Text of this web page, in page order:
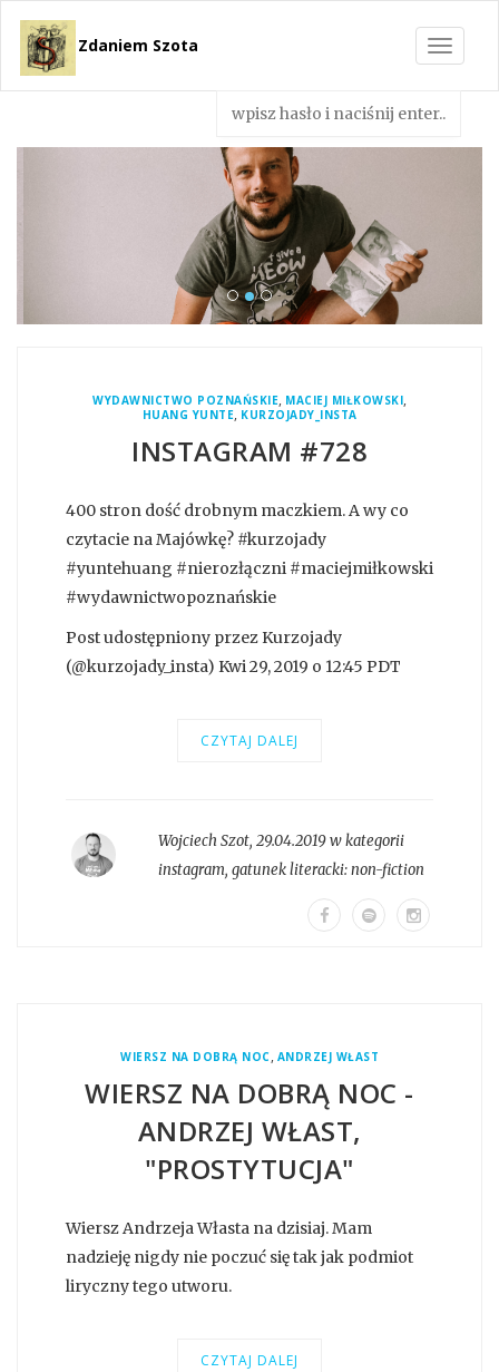
Toggle
Zdaniem Szota
WYDAWNICTWO POZNAŃSKIE, MACIEJ MIŁKOWSKI,
HUANG YUNTE, KURZOJADY_INSTA
INSTAGRAM #728
400 stron dość drobnym maczkiem. A wy co
czytacie na Majówkę? #kurzojady
#yuntehuang #nierozłączni #maciejmiłkowski
#wydawnictwopoznańskie
Post udostępniony przez Kurzojady
(@kurzojady_insta) Kwi 29, 2019 o 12:45 PDT
CZYTAJ DALEJ
Wojciech Szot, 29.04.2019 w kategorii
instagram, gatunek literacki:non-fiction
WIERSZ NA DOBRĄ NOC, ANDRZEJ WŁAST
WIERSZ NA DOBRĄ NOC -
ANDRZEJ WŁAST,
"PROSTYTUCJA"
Wiersz Andrzeja Własta na dzisiaj. Mam
nadzieję nigdy nie poczuć się tak jak podmiot
liryczny tego utworu.
CZYTAJ DALEJ